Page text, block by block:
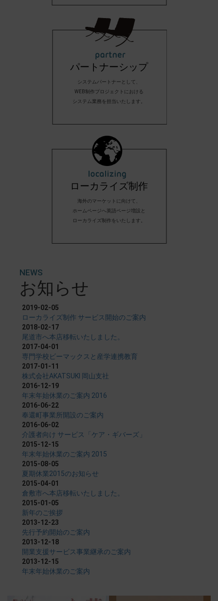
パートナーシップ
システムパートナーとして、
WEB制作プロジェクトにおける
システム業務を担当いたします。
ローカライズ制作
海外のマーケットに向けて、
ホームページへ英語ページ増設と
ローカライズ制作をいたします。
NEWS
お知らせ
2019-02-05
ローカライズ制作 サービス開始のご案内
2018-02-17
尾道市へ本店移転いたしました。
2017-04-01
専門学校ビーマックスと産学連携教育
2017-01-11
株式会社AKATSUKI 岡山支社
2016-12-19
年末年始休業のご案内 2016
2016-06-22
奉還町事業所開設のご案内
2016-06-02
介護者向け サービス「ケア・ギバーズ」
2015-12-15
年末年始休業のご案内 2015
2015-08-05
夏期休業2015のお知らせ
2015-04-01
倉敷市へ本店移転いたしました。
2015-01-05
新年のご挨拶
2013-12-23
先行予約開始のご案内
2013-12-18
開業支援サービス事業継承のご案内
2013-12-15
年末年始休業のご案内